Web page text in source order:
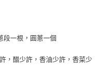
段一根，圓蔥一個
，醋少許，香油少許，香菜少